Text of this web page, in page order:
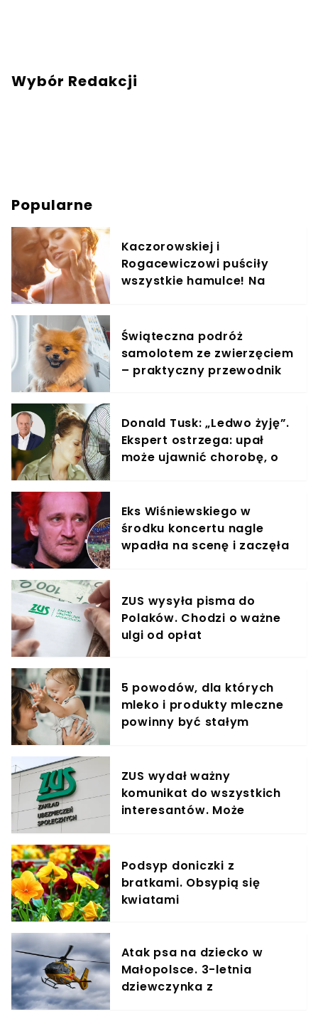
Wybór Redakcji
Popularne
Kaczorowskiej i
Rogacewiczowi puściły
wszystkie hamulce! Na
Świąteczna podróż
samolotem ze zwierzęciem
– praktyczny przewodnik
Donald Tusk: „Ledwo żyję”.
Ekspert ostrzega: upał
może ujawnić chorobę, o
Eks Wiśniewskiego w
środku koncertu nagle
wpadła na scenę i zaczęła
ZUS wysyła pisma do
Polaków. Chodzi o ważne
ulgi od opłat
5 powodów, dla których
mleko i produkty mleczne
powinny być stałym
ZUS wydał ważny
komunikat do wszystkich
interesantów. Może
Podsyp doniczki z
bratkami. Obsypią się
kwiatami
Atak psa na dziecko w
Małopolsce. 3-letnia
dziewczynka z